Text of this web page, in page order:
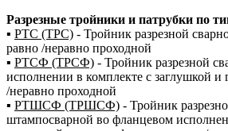
Разрезные тройники и патрубки по
▪ РТС (ТРС) - Тройник разрезной
равно /неравно проходной
▪ РТСФ (ТРСФ) - Тройник разрезной
исполнении в комплекте с заглушкой
/неравно проходной
▪ РТШСФ (ТРШСФ) - Тройник
штампосварной во фланцевом